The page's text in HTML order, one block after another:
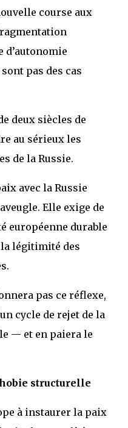
course aux
d’autonomie
pas des cas
deux siècles de
au sérieux les
de la Russie.
avec la Russie
Elle exige de
européenne durable
légitimité des
pas ce réflexe,
cycle de rejet de la
— et en paiera le
structurelle
à instaurer la paix